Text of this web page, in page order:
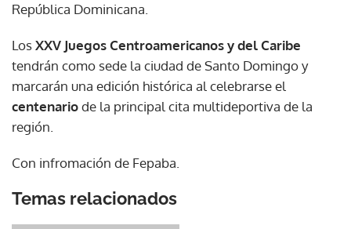
República Dominicana.
LosXXV Juegos Centroamericanos y del Caribe
tendrán como sede la ciudad de Santo Domingo y
marcarán una edición histórica al celebrarse el
centenariode la principal cita multideportiva de la
región.
Con infromación de Fepaba.
Temas relacionados